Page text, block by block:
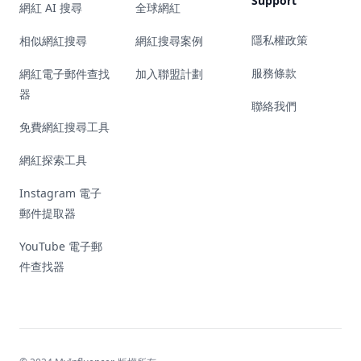
網紅 AI 搜尋
相似網紅搜尋
網紅電子郵件查找
器
免費網紅搜尋工具
網紅探索工具
Instagram 電子
郵件提取器
YouTube 電子郵
件查找器
全球網紅
網紅搜尋案例
加入聯盟計劃
隱私權政策
服務條款
聯絡我們